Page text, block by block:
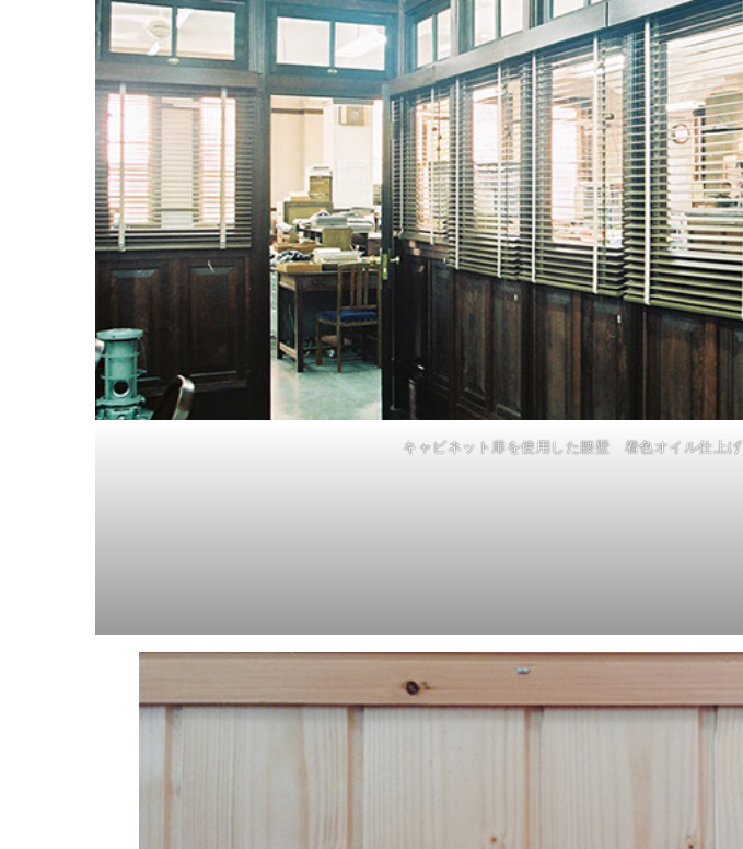
キャビネット扉を使用した腰壁 着色オイル仕上げ